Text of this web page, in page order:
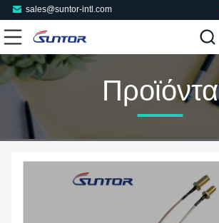
sales@suntor-intl.com
Προϊόντα